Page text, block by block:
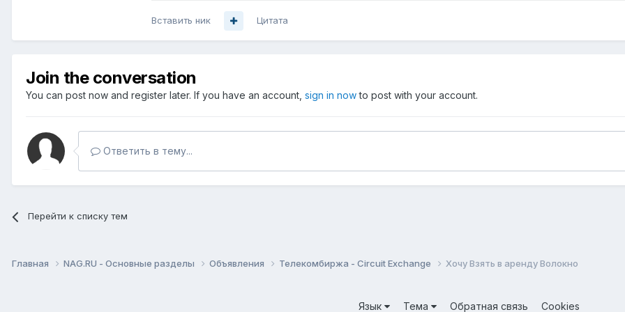
Вставить ник Цитата
Join the conversation
You can post now and register later. If you have an account, sign in nowto post with your account.
Ответить в тему...
Перейти к списку тем
Главная NAG.RU - Основные разделы Объявления Телекомбиржа - Circuit Exchange Хочу Взять в аренду Волокно
Язык Тема Обратная связь Cookies